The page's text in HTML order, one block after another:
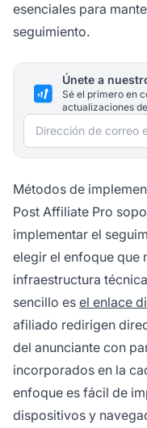
esenciales para
seguimiento.
Únete a
Sé el primero en
actualizaciones
Dirección de correo
Métodos de
Post Affiliate Pro
implementar el
elegir el enfoque que
infraestructura
sencillo es el enlace
afiliado redirigen
del anunciante con
incorporados en la
enfoque es fácil de
dispositivos y